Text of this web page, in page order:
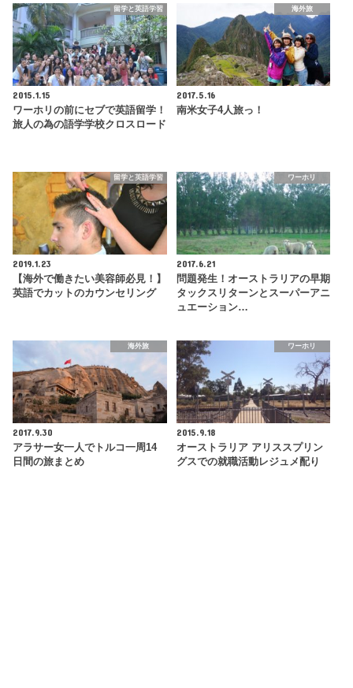
留学と英語学習
2015.1.15
ワーホリの前にセブで英語留学！
旅人の為の語学学校クロスロード
海外旅
2017.5.16
南米女子4人旅っ！
留学と英語学習
2019.1.23
【海外で働きたい美容師必見！】
英語でカットのカウンセリング
ワーホリ
2017.6.21
問題発生！オーストラリアの早期
タックスリターンとスーパーアニ
ュエーション…
海外旅
2017.9.30
アラサー女一人でトルコ一周14
日間の旅まとめ
ワーホリ
2015.9.18
オーストラリア アリススプリン
グスでの就職活動レジュメ配り